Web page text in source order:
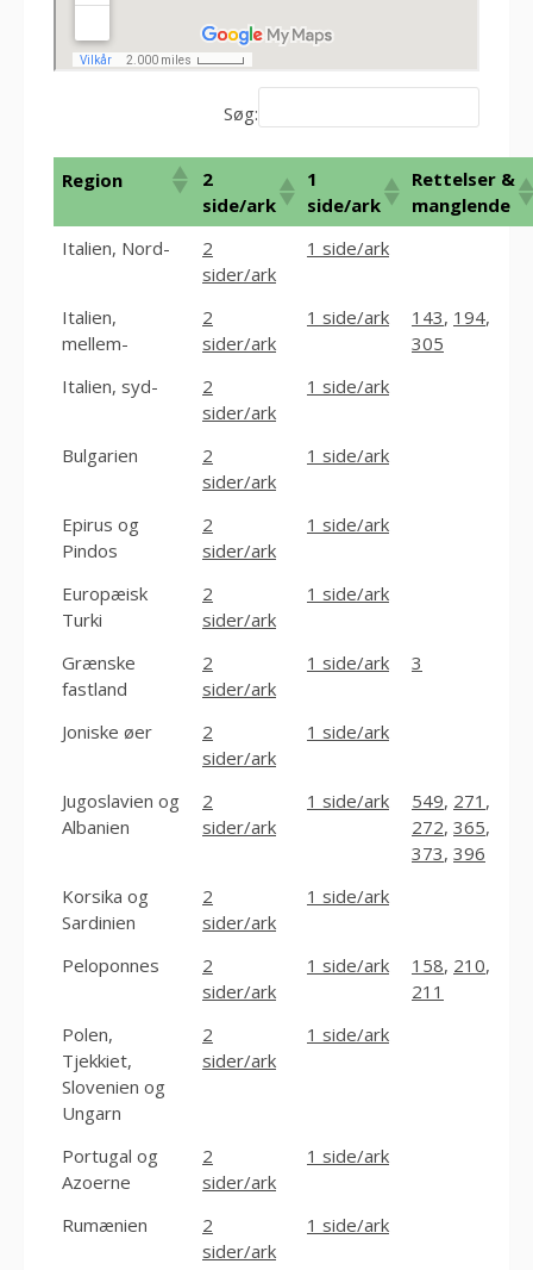
Søg:
Region
2
side/ark
1
side/ark
Rettelser &
manglende
Italien, Nord-
2
sider/ark
1 side/ark
Italien,
mellem-
2
sider/ark
1 side/ark 143, 194,
305
Italien, syd-
2
sider/ark
1 side/ark
Bulgarien
2
sider/ark
1 side/ark
Epirus og
Pindos
2
sider/ark
1 side/ark
Europæisk
Turki
2
sider/ark
1 side/ark
Grænske
fastland
2
sider/ark
1 side/ark 3
Joniske øer
2
sider/ark
1 side/ark
Jugoslavien og
Albanien
2
sider/ark
1 side/ark 549, 271 ,
272, 365,
373, 396
Korsika og
Sardinien
2
sider/ark
1 side/ark
Peloponnes
2
sider/ark
1 side/ark 158, 210,
211
Polen,
Tjekkiet,
Slovenien og
Ungarn
2
sider/ark
1 side/ark
Portugal og
Azoerne
2
sider/ark
1 side/ark
Rumænien
2
sider/ark
1 side/ark